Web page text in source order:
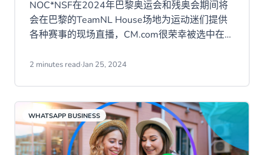
NOC*NSF在2024年巴黎奥运会和残奥会期间将
会在巴黎的TeamNL House场地为运动迷们提供
各种赛事的现场直播，CM.com很荣幸被选中在此
2 minutes read·Jan 25, 2024
WHATSAPP BUSINESS